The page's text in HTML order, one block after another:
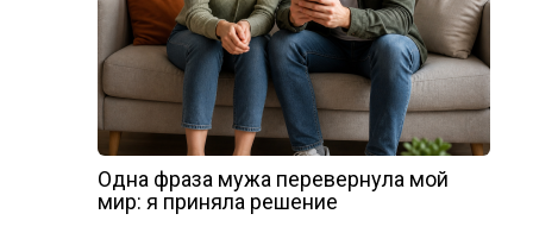
Одна фраза мужа перевернула мой
мир: я приняла решение